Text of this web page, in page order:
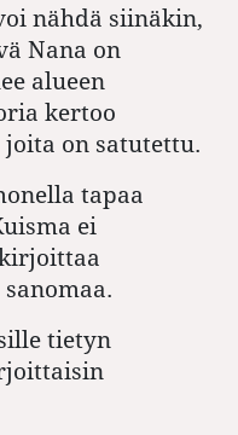
nähdä siinäkin,
Nana on
alueen
kertoo
on satutettu.
tapaa
ei
tietyn